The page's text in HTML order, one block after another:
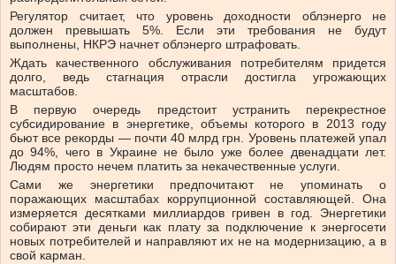
Регулятор считает, что уровень доходности облэнерго не
должен превышать 5%. Если эти требования не будут
выполнены, НКРЭ начнет облэнерго штрафовать.
Ждать качественного обслуживания потребителям придется
долго, ведь стагнация отрасли достигла угрожающих
масштабов.
В первую очередь предстоит устранить перекрестное
субсидирование в энергетике, объемы которого в 2013 году
бьют все рекорды — почти 40 млрд грн. Уровень платежей упал
до 94%, чего в Украине не было уже более двенадцати лет.
Людям просто нечем платить за некачественные услуги.
Сами же энергетики предпочитают не упоминать о
поражающих масштабах коррупционной составляющей. Она
измеряется десятками миллиардов гривен в год. Энергетики
собирают эти деньги как плату за подключение к энергосети
новых потребителей и направляют их не на модернизацию, а в
свой карман.